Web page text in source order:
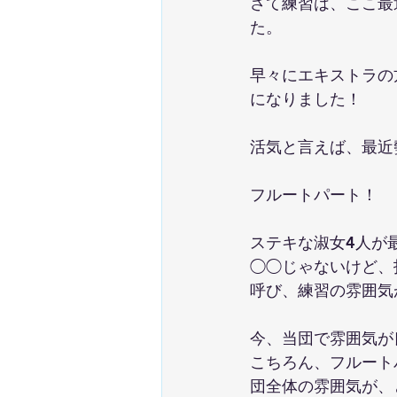
た。
早々にエキストラ
になりました！
活気と言えば、最
フルートパート！
ステキな淑女4人が
◯◯じゃないけど、
呼び、練習の雰囲
今、当団で雰囲気
こちろん、フルー
団全体の雰囲気が